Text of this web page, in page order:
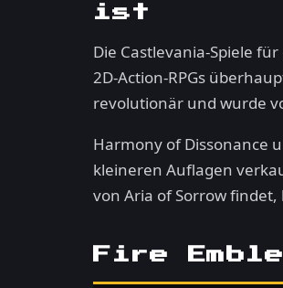
ist
Die Castlevania-Spiele
2D-Action-RPGs
revolutionär und wurde
Harmony of Dissonance
kleineren Auflagen
von Aria of Sorrow
Fire